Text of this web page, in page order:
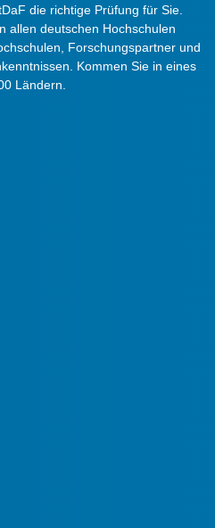
die richtige Prüfung für Sie.
allen deutschen Hochschulen
Forschungspartner und
Kommen Sie in eines
Ländern.